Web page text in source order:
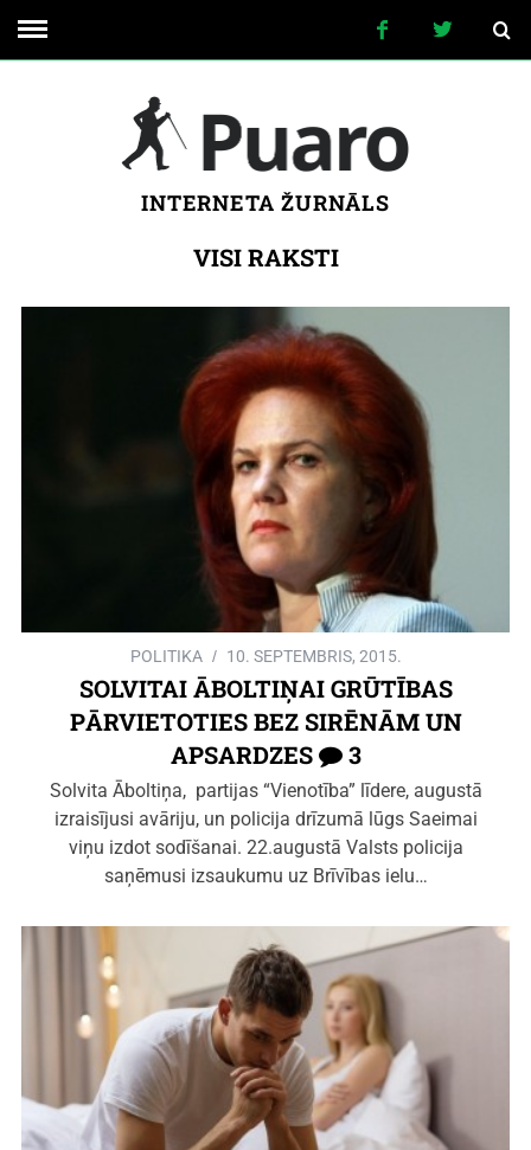
INTERNETA ŽURNĀLS
VISI RAKSTI
POLITIKA 10. SEPTEMBRIS, 2015.
SOLVITAI ĀBOLTIŅAI GRŪTĪBAS
PĀRVIETOTIES BEZ SIRĒNĀM UN
APSARDZES
3
Solvita Āboltiņa, partijas “Vienotība” līdere, augustā
izraisījusi avāriju, un policija drīzumā lūgs Saeimai
viņu izdot sodīšanai. 22.augustā Valsts policija
saņēmusi izsaukumu uz Brīvības ielu…